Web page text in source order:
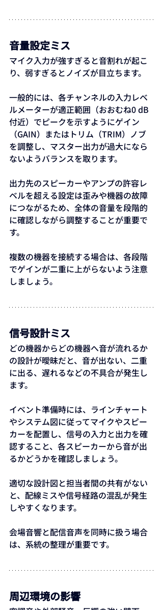
音量設定ミス
マイク入力が強すぎると音割れが起こ
り、弱すぎるとノイズが目立ちます。
一般的には、各チャンネルの入力レベ
ルメーターが適正範囲（おおむね0 dB
付近）でピークを示すようにゲイン
（GAIN）またはトリム（TRIM）ノブ
を調整し、マスター出力が過大になら
ないようバランスを取ります。
出力先のスピーカーやアンプの許容レ
ベルを超える設定は歪みや機器の故障
につながるため、全体の音量を段階的
に確認しながら調整することが重要で
す。
複数の機器を接続する場合は、各段階
でゲインが二重に上がらないよう注意
しましょう。
信号設計ミス
どの機器からどの機器へ音が流れるか
の設計が曖昧だと、音が出ない、二重
に出る、遅れるなどの不具合が発生し
ます。
イベント準備時には、ラインチャート
やシステム図に従ってマイクやスピー
カーを配置し、信号の入力と出力を確
認すること、各スピーカーから音が出
るかどうかを確認しましょう。
適切な設計図と担当者間の共有がない
と、配線ミスや信号経路の混乱が発生
しやすくなります。
会場音響と配信音声を同時に扱う場合
は、系統の整理が重要です。
周辺環境の影響